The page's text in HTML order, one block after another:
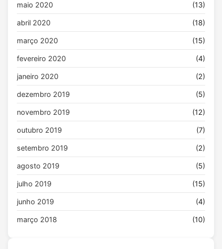
maio 2020 (13)
abril 2020 (18)
março 2020 (15)
fevereiro 2020 (4)
janeiro 2020 (2)
dezembro 2019 (5)
novembro 2019 (12)
outubro 2019 (7)
setembro 2019 (2)
agosto 2019 (5)
julho 2019 (15)
junho 2019 (4)
março 2018 (10)